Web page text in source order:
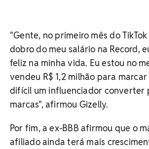
"Gente, no primeiro mês do
dobro do meu salário na Record,
feliz na minha vida. Eu estou no
vendeu R$ 1,2 milhão para
difícil um influenciador converter
marcas", afirmou Gizelly.
Por fim, a ex-BBB afirmou que o
afiliado ainda terá mais